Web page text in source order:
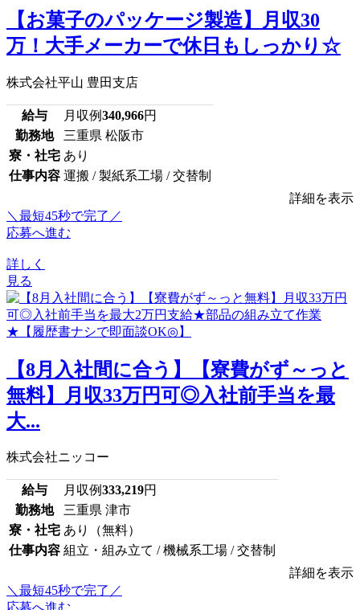
【お菓子のパッケージ製造】月収30
万！大手メーカーで休日もしっかり☆
株式会社平山 豊田支店
給与 月収例340,966円
勤務地
三重県 松阪市
寮・社宅 あり
仕事内容 運搬 / 製紙系工場 / 交替制
詳細を表示
＼最短45秒で完了／
応募へ進む
詳しく
見る
【8月入社間に合う】【寮費がず～っと
無料】月収33万円可◎入社前手当を最
大...
株式会社ニッコー
給与 月収例333,219円
勤務地
三重県 津市
寮・社宅 あり（無料）
仕事内容 組立・組み立て / 機械系工場 / 交替制
詳細を表示
＼最短45秒で完了／